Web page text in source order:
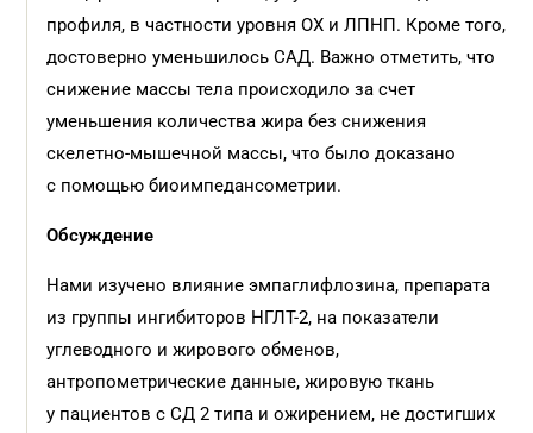
профиля, в частности уровня ОХ и ЛПНП. Кроме того,
достоверно уменьшилось САД. Важно отметить, что
снижение массы тела происходило за счет
уменьшения количества жира без снижения
скелетно-мышечной массы, что было доказано
с помощью биоимпедансометрии.
Обсуждение
Нами изучено влияние эмпаглифлозина, препарата
из группы ингибиторов НГЛТ-2, на показатели
углеводного и жирового обменов,
антропометрические данные, жировую ткань
у пациентов с СД 2 типа и ожирением, не достигших